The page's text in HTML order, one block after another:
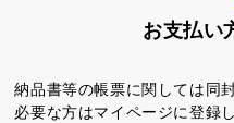
お支払い
納品書等の帳票に関しては同
必要な方はマイページに登録